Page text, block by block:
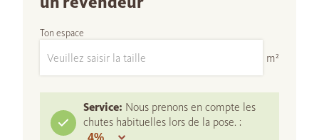
Ton espace
m²
Service: Nous prenons en compte les
chutes habituelles lors de la pose. :